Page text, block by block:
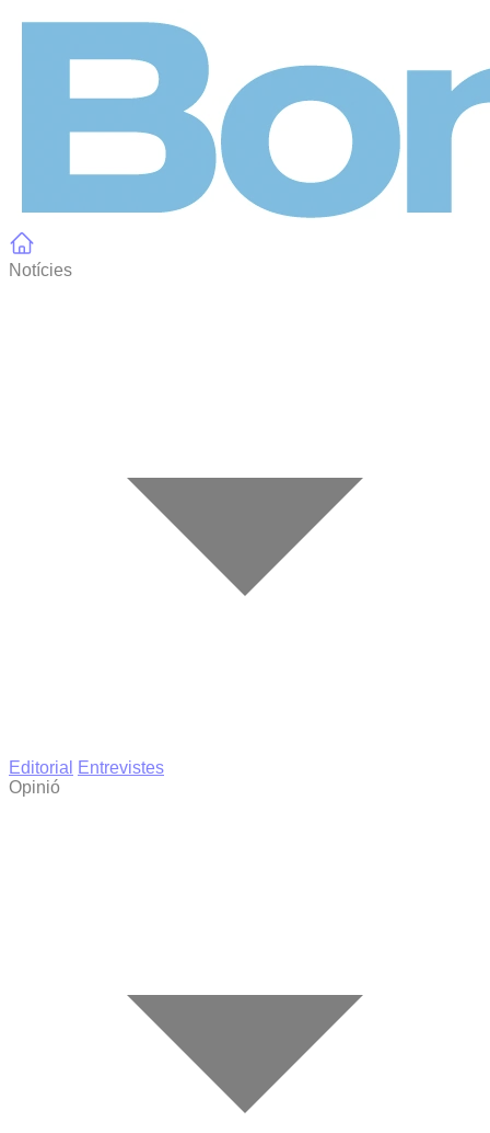
Notícies
Editorial
Entrevistes
Opinió